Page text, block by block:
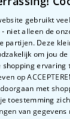
€
gebruikt
- niet alleen de
partijen. Deze
om jou
shopping ervaring
op
met
toestemming
van